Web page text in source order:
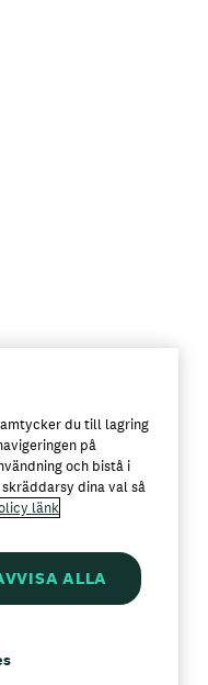
för
du till lagring
på
och bistå i
dina val så
länk
ALLA